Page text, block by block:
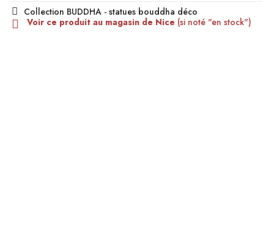
Collection BUDDHA - statues bouddha déco
Voir ce produit au magasin de Nice (si noté "en stock")